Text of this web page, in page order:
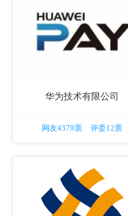
华为技术有限公司
网友4379票 评委12票